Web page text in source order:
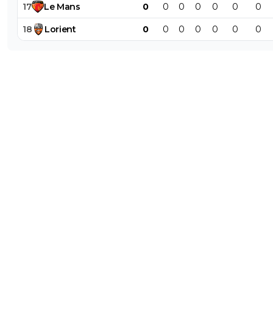
17 Le Mans 0 0 0 0 0 0 0
18 Lorient 0 0 0 0 0 0 0